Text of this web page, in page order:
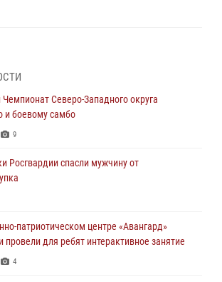
СОТРУДНИКАМИ ВНЕВЕДОМСТВЕННОЙ
В ВОЛОГОДСКОЙ ОБЛАСТИ ЗАДЕРЖАНО 23
задержали несовершеннолетнего
Северо-Западного округа
Чемпионат Северо-Западного округа
и боевому самбо
9
Росгвардии спасли мужчину от
патриотическом центре «Авангард»
провели для ребят интерактивное занятие
4